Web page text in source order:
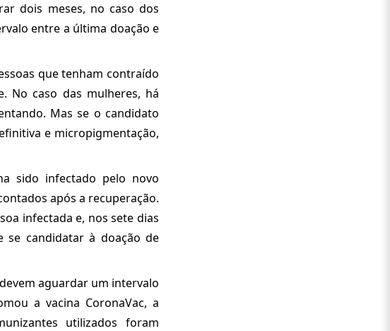
dois meses, no caso dos
entre a última doação e
que tenham contraído
No caso das mulheres, há
Mas se o candidato
e micropigmentação,
sido infectado pelo novo
após a recuperação.
infectada e, nos sete dias
se candidatar à doação de
aguardar um intervalo
a vacina CoronaVac, a
utilizados foram